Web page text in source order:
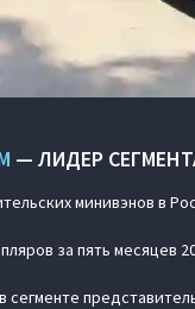
— ЛИДЕР
минивэнов в
за пять месяцев
сегменте